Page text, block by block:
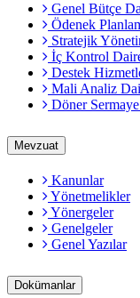
Genel Bütçe
Ödenek
Stratejik
İç Kontrol
Destek
Mali Analiz
Döner
Mevzuat
Kanunlar
Yönetmelikler
Yönergeler
Genelgeler
Genel Yazılar
Dokümanlar